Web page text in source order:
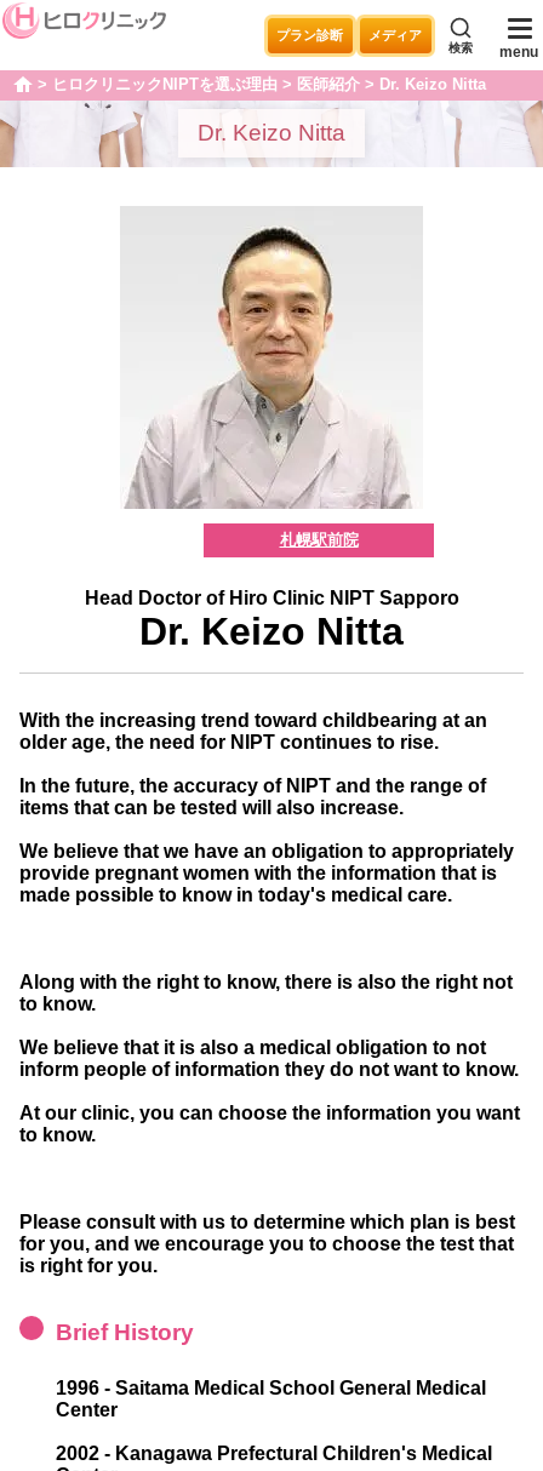
プラン診断 メディア
検索 menu
homeヒロクリニックNIPTを選ぶ理由 医師紹介 Dr. Keizo Nitta
Dr. Keizo Nitta
札幌駅前院
Head Doctor of Hiro Clinic NIPT Sapporo
Dr. Keizo Nitta
With the increasing trend toward childbearing at an
older age, the need for NIPT continues to rise.
In the future, the accuracy of NIPT and the range of
items that can be tested will also increase.
We believe that we have an obligation to appropriately
provide pregnant women with the information that is
made possible to know in today's medical care.
Along with the right to know, there is also the right not
to know.
We believe that it is also a medical obligation to not
inform people of information they do not want to know.
At our clinic, you can choose the information you want
to know.
Please consult with us to determine which plan is best
for you, and we encourage you to choose the test that
is right for you.
Brief History
1996 - Saitama Medical School General Medical
Center
2002 - Kanagawa Prefectural Children's Medical